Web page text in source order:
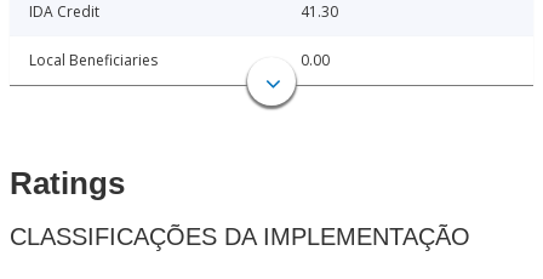
IDA Credit 41.30
Local Beneficiaries 0.00
Ratings
CLASSIFICAÇÕES DA IMPLEMENTAÇÃO